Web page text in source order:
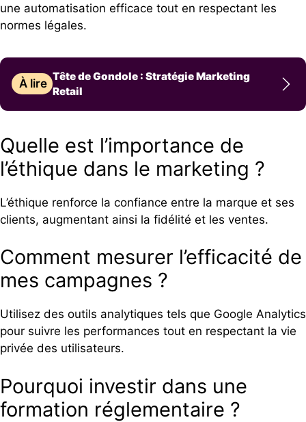
une automatisation efficace tout en respectant les
normes légales.
À lire
Tête de Gondole : Stratégie Marketing
Retail
Quelle est l’importance de
l’éthique dans le marketing ?
L’éthique renforce la confiance entre la marque et ses
clients, augmentant ainsi la fidélité et les ventes.
Comment mesurer l’efficacité de
mes campagnes ?
Utilisez des outils analytiques tels que Google Analytics
pour suivre les performances tout en respectant la vie
privée des utilisateurs.
Pourquoi investir dans une
formation réglementaire ?